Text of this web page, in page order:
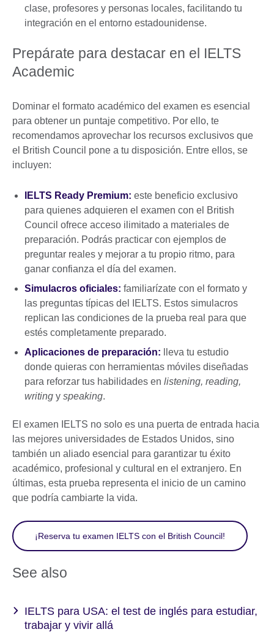
clase, profesores y personas locales, facilitando tu
integración en el entorno estadounidense.
Prepárate para destacar en el IELTS
Academic
Dominar el formato académico del examen es esencial
para obtener un puntaje competitivo. Por ello, te
recomendamos aprovechar los recursos exclusivos que
el British Council pone a tu disposición. Entre ellos, se
incluyen:
IELTS Ready Premium: este beneficio exclusivo
para quienes adquieren el examen con el British
Council ofrece acceso ilimitado a materiales de
preparación. Podrás practicar con ejemplos de
preguntar reales y mejorar a tu propio ritmo, para
ganar confianza el día del examen.
Simulacros oficiales: familiarízate con el formato y
las preguntas típicas del IELTS. Estos simulacros
replican las condiciones de la prueba real para que
estés completamente preparado.
Aplicaciones de preparación: lleva tu estudio
donde quieras con herramientas móviles diseñadas
para reforzar tus habilidades en listening, reading,
writing y speaking.
El examen IELTS no solo es una puerta de entrada hacia
las mejores universidades de Estados Unidos, sino
también un aliado esencial para garantizar tu éxito
académico, profesional y cultural en el extranjero. En
últimas, esta prueba representa el inicio de un camino
que podría cambiarte la vida.
¡Reserva tu examen IELTS con el British Council!
See also
IELTS para USA: el test de inglés para estudiar,
trabajar y vivir allá